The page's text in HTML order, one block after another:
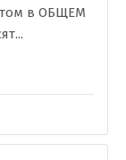
в ОБЩЕМ